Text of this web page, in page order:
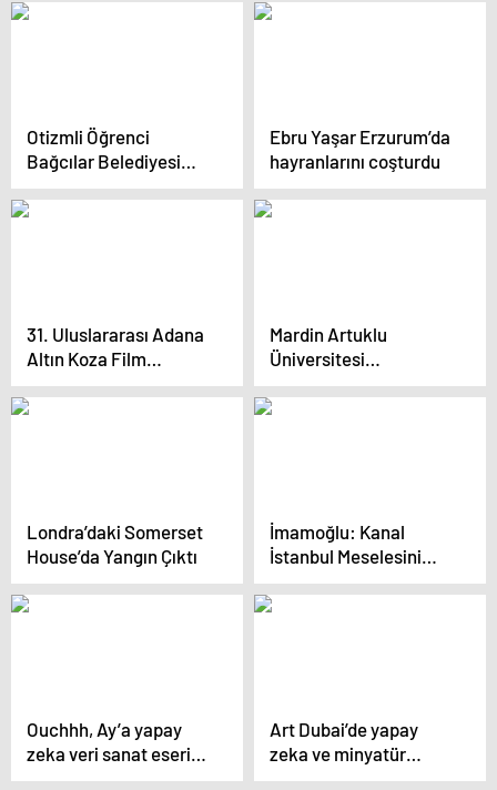
Teknolojik Deneyim
Otizmli Öğrenci
Bağcılar Belediyesi
Sergisinde Yer Alacak
Ebru Yaşar Erzurum’da
hayranlarını coşturdu
31. Uluslararası Adana
Altın Koza Film
Festivali Orhan Kemal
Emek Ödülleri
Mardin Artuklu
Üniversitesi
Öğrencileri Gazze’ye
Destek İçin Grafiti Çizdi
Londra’daki Somerset
House’da Yangın Çıktı
İmamoğlu: Kanal
İstanbul Meselesini
Milletin Zihninden
Söküp Atacağız
Ouchhh, Ay’a yapay
zeka veri sanat eseri
gönderen ilk sanat
Art Dubai’de yapay
zeka ve minyatür
sanatı bir araya geldi